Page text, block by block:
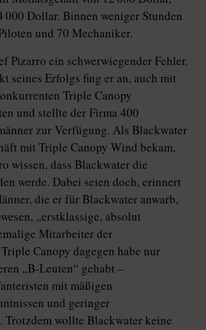
000 Dollar. Binnen weniger Stunden
und 70 Mechaniker.
Pizarro ein schwerwiegender Fehler.
seines Erfolgs fing er an, auch mit
Triple Canopy
und stellte der Firma 400
zur Verfügung. Als Blackwater
mit Triple Canopy Wind bekam,
wissen, dass Blackwater die
werde. Dabei seien doch, erinnert
die er für Blackwater anwarb,
„erstklassige, absolut
Mitarbeiter der
Canopy dagegen habe nur
„B-Leuten“ gehabt –
mit mäßigen
und geringer
Trotzdem wollte Blackwater keine